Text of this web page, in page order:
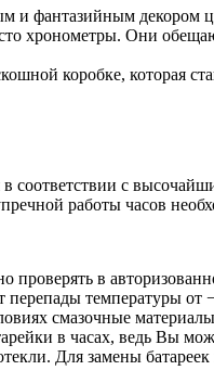
и фантазийным
хронометры. Они
коробке, которая
соответствии с
работы часов
проверять в
температуры
смазочные
в часах, ведь Вы
Для замены